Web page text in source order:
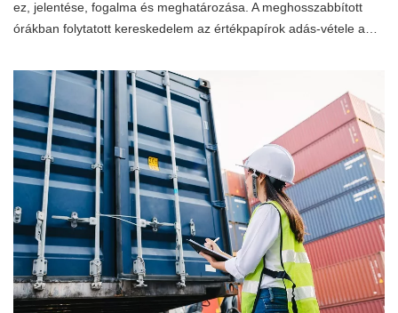
ez, jelentése, fogalma és meghatározása. A meghosszabbított
órákban folytatott kereskedelem az értékpapírok adás-vétele a…